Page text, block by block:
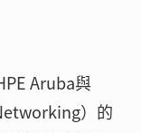
Aruba與
）的